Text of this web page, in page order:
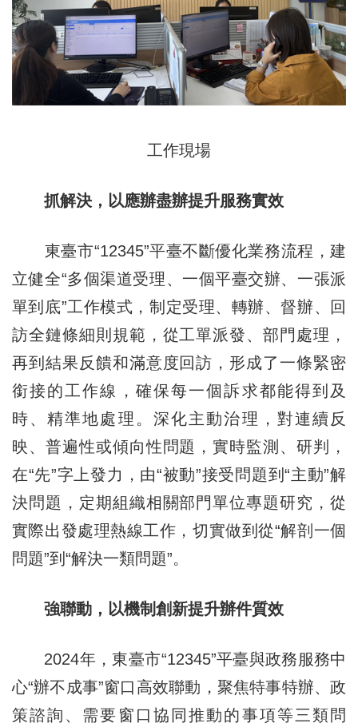
工作現場
抓解決，以應辦盡辦提升服務實效
東臺市“12345”平臺不斷優化業務流程，建
立健全“多個渠道受理、一個平臺交辦、一張派
單到底”工作模式，制定受理、轉辦、督辦、回
訪全鏈條細則規範，從工單派發、部門處理，
再到結果反饋和滿意度回訪，形成了一條緊密
銜接的工作線，確保每一個訴求都能得到及
時、精準地處理。深化主動治理，對連續 反
映、普遍性或傾向性問題，實時監測、研判，
在“先”字上發力，由“被動”接受問題到“主動”解
決問題，定期組織相關部門單位專題研究，從
實際出發處理熱線工作，切實做到從“解剖一個
問題”到“解決一類問題”。
強聯動，以機制創新提升辦件質效
2024年，東臺市“12345”平臺與政務服務中
心“辦不成事”窗口高效聯動，聚焦特事特辦、政
策諮詢、需要窗口協同推動的事項等三類問